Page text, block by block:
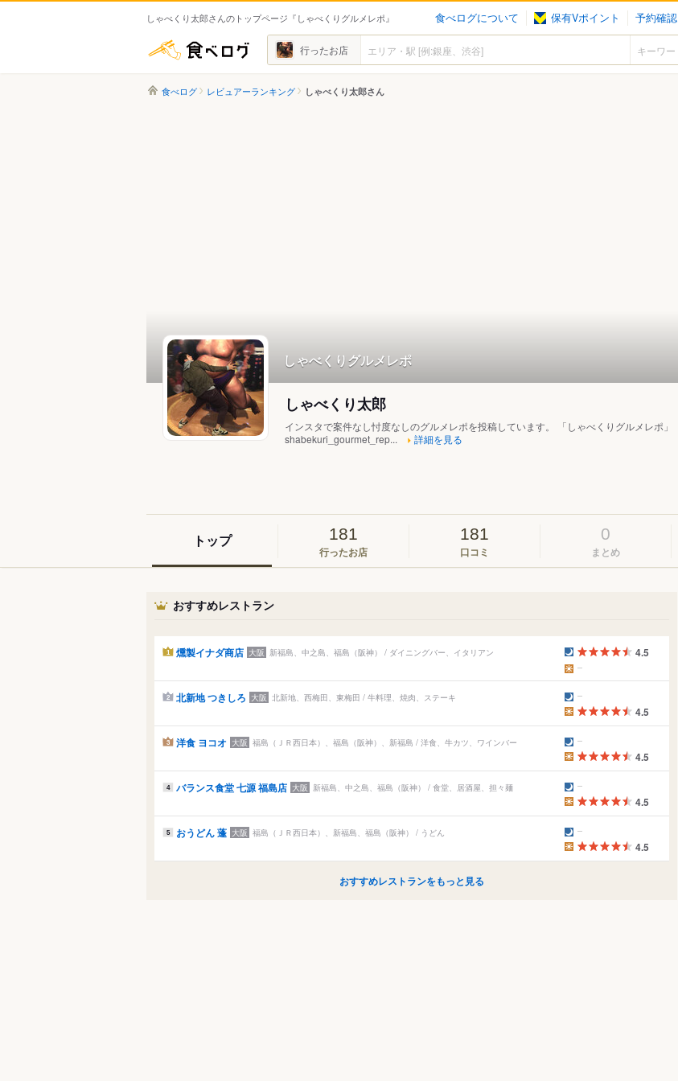
しゃべくり太郎さんのトップページ『しゃべくりグルメレポ』 食べログについて 保有Vポイント 予約確認
食べログ 行ったお店
食べログ レビュアーランキング しゃべくり太郎さん
しゃべくりグルメレポ
しゃべくり太郎
インスタで案件なし忖度なしのグルメレポを投稿しています。 「しゃべくりグルメレポ」
shabekuri_gourmet_rep...
詳細を見る
トップ 181
行ったお店
181
口コミ
0
まとめ
おすすめレストラン
1 燻製イナダ商店 大阪 新福島、中之島、福島（阪神） / ダイニングバー、イタリアン 4.5
2 北新地 つきしろ 大阪 北新地、西梅田、東梅田 / 牛料理、焼肉、ステーキ
4.5
3 洋食 ヨコオ 大阪 福島（ＪＲ西日本）、福島（阪神）、新福島 / 洋食、牛カツ、ワインバー
4.5
4 バランス食堂 七源 福島店 大阪 新福島、中之島、福島（阪神） / 食堂、居酒屋、担々麺
4.5
5 おうどん 蓬 大阪 福島（ＪＲ西日本）、新福島、福島（阪神） / うどん
4.5
おすすめレストランをもっと見る